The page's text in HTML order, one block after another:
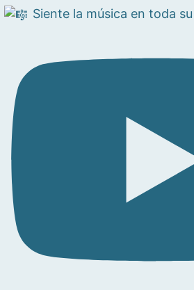
Siente la música en toda